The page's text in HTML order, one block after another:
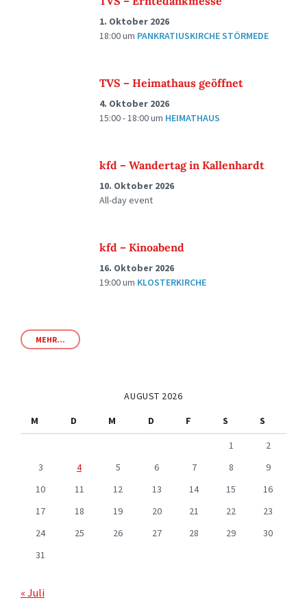
1. Oktober 2026
18:00um PANKRATIUSKIRCHE STÖRMEDE
TVS – Heimathaus geöffnet
4. Oktober 2026
15:00 - 18:00um HEIMATHAUS
kfd – Wandertag in Kallenhardt
10. Oktober 2026
All-day event
kfd – Kinoabend
16. Oktober 2026
19:00um KLOSTERKIRCHE
MEHR...
AUGUST 2026
M
D M D F S
S
1
2
3
4 5 6 7 8
9
10
11 12 13 14 15
16
17
18 19 20 21 22
23
24
25 26 27 28 29
30
31
« Juli